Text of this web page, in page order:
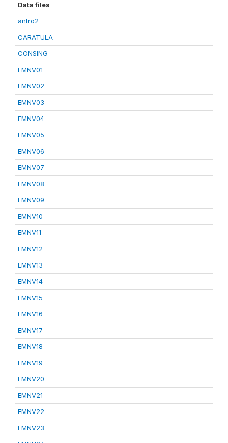
Data files
antro2
CARATULA
CONSING
EMNV01
EMNV02
EMNV03
EMNV04
EMNV05
EMNV06
EMNV07
EMNV08
EMNV09
EMNV10
EMNV11
EMNV12
EMNV13
EMNV14
EMNV15
EMNV16
EMNV17
EMNV18
EMNV19
EMNV20
EMNV21
EMNV22
EMNV23